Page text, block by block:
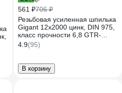
561 ₽706 ₽
Резьбовая усиленная шпилька
Gigant 12x2000 цинк, DIN 975,
класс прочности 6,8 GTR-
68122000
4.9(95)
В корзину